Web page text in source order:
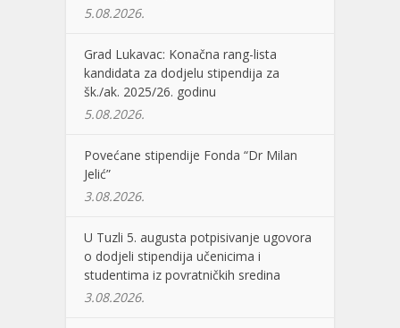
5.08.2026.
Grad Lukavac: Konačna rang-lista
kandidata za dodjelu stipendija za
šk./ak. 2025/26. godinu
5.08.2026.
Povećane stipendije Fonda “Dr Milan
Jelić”
3.08.2026.
U Tuzli 5. augusta potpisivanje ugovora
o dodjeli stipendija učenicima i
studentima iz povratničkih sredina
3.08.2026.